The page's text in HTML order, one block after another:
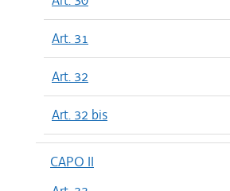
Art. 31
Art. 32
Art. 32 bis
CAPO II